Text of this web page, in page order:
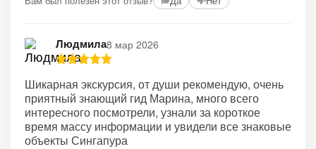
Людмила8 мар 2026
Шикарная экскурсия, от души рекомендую, очень
приятный знающий гид Марина, много всего
интересного посмотрели, узнали за короткое
время массу информации и увидели все знаковые
объекты Сингапура